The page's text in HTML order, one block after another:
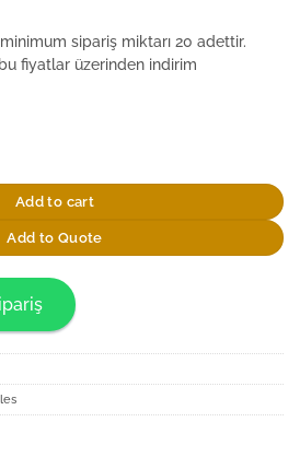
sipariş miktarı 20 adettir.
fiyatlar üzerinden indirim
Başucu Sürahi Seti quantity
Add to cart
Add to Quote